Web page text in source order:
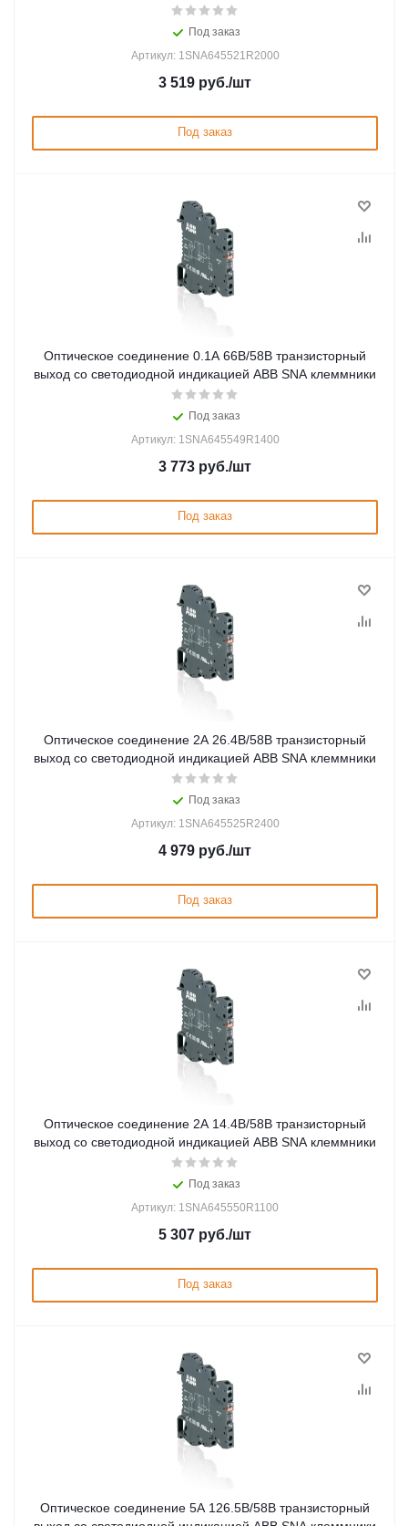
Под заказ
Артикул: 1SNA645521R2000
3 519 руб./шт
Под заказ
Оптическое соединение 0.1А 66В/58В транзисторный
выход со светодиодной индикацией ABB SNA клеммники
Под заказ
Артикул: 1SNA645549R1400
3 773 руб./шт
Под заказ
Оптическое соединение 2А 26.4В/58В транзисторный
выход со светодиодной индикацией ABB SNA клеммники
Под заказ
Артикул: 1SNA645525R2400
4 979 руб./шт
Под заказ
Оптическое соединение 2А 14.4В/58В транзисторный
выход со светодиодной индикацией ABB SNA клеммники
Под заказ
Артикул: 1SNA645550R1100
5 307 руб./шт
Под заказ
Оптическое соединение 5А 126.5В/58В транзисторный